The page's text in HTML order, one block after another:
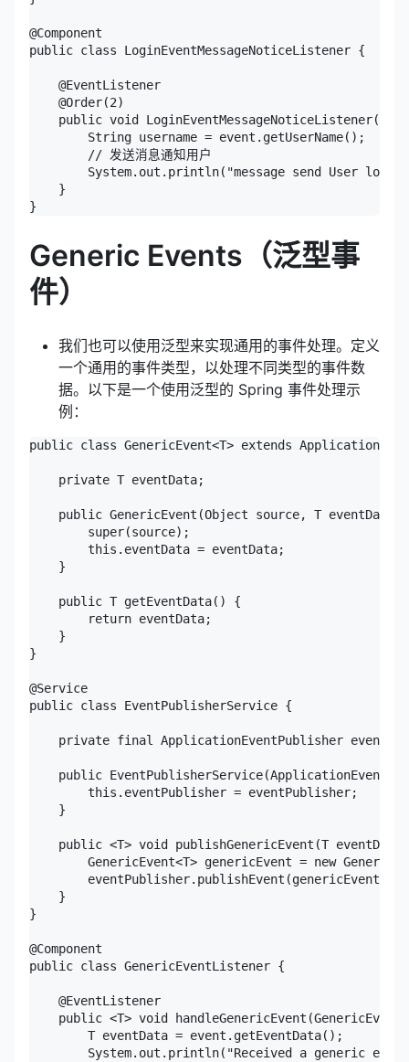
@Component
public class LoginEventMessageNoticeListener {
    @EventListener
    @Order(2)
public void
        String username = event.getUserName();
        // 发送消息通知用户
System.out.println("message send User
    }
Generic Events（泛型事
件）
我们也可以使用泛型来实现通用的事件处理。定义
一个通用的事件类型，以处理不同类型的事件数
据。以下是一个使用泛型的 Spring 事件处理示
例：
public class GenericEvent<T> extends
    private T eventData;
public GenericEvent(Object source, T eventData)
        super(source);
        this.eventData = eventData;
    }
    public T getEventData() {
        return eventData;
    }
}
@Service
public class EventPublisherService {
private final ApplicationEventPublisher
public
        this.eventPublisher = eventPublisher;
    }
public <T> void publishGenericEvent(T
GenericEvent<T> genericEvent = new
        eventPublisher.publishEvent(genericEvent);
    }
}
@Component
public class GenericEventListener {
    @EventListener
public <T> void
        T eventData = event.getEventData();
System.out.println("Received a generic